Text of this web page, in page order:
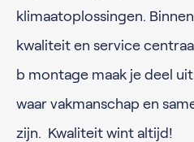
klimaatoplossingen.
kwaliteit en service
b montage maak je deel
waar vakmanschap en
zijn. Kwaliteit wint altijd!